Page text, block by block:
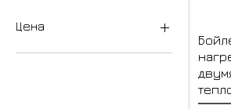
Цена